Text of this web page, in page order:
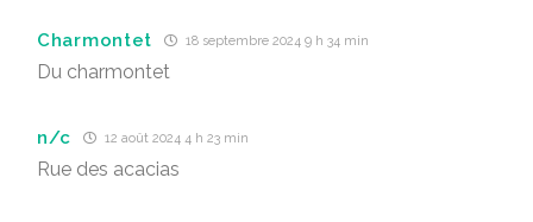
Charmontet 18 septembre 2024 9 h 34 min
Du charmontet
n/c 12 août 2024 4 h 23 min
Rue des acacias